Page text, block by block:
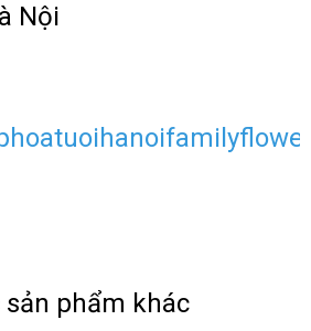
Nội
phẩm khác